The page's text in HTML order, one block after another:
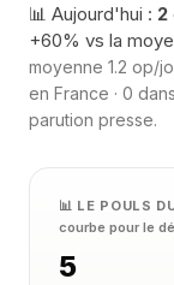
📊 Aujourd'hui : 2
+60% vs la
moyenne 1.2 op/
en France · 0
parution presse.
📊 LE POULS
courbe pour le
5